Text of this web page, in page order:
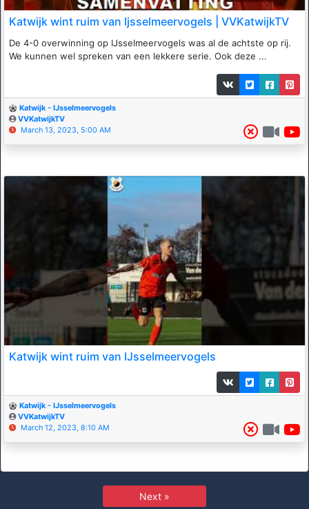
Katwijk wint ruim van Ijsselmeervogels | VVKatwijkTV
De 4-0 overwinning op IJsselmeervogels was al de achtste op rij.
We kunnen wel spreken van een lekkere serie. Ook deze ...
Katwijk - IJsselmeervogels
VVKatwijkTV
March 13, 2023, 5:00 AM
Katwijk wint ruim van IJsselmeervogels
Katwijk - IJsselmeervogels
VVKatwijkTV
March 12, 2023, 8:10 AM
Next »